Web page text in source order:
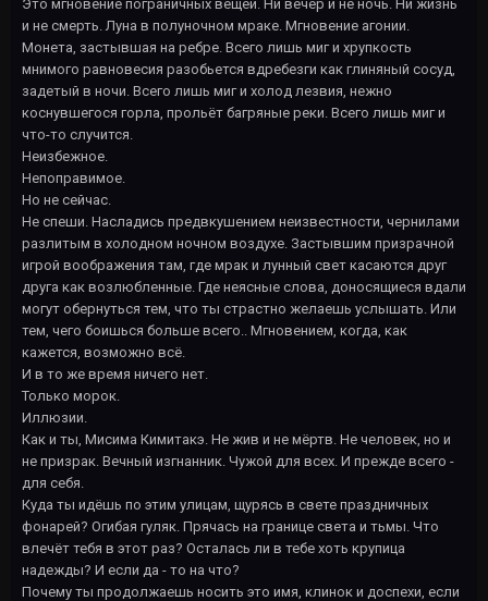
Это мгновение пограничных вещей. Ни вечер и не ночь. Ни жизнь
и не смерть. Луна в полуночном мраке. Мгновение агонии.
Монета, застывшая на ребре. Всего лишь миг и хрупкость
мнимого равновесия разобьется вдребезги как глиняный сосуд,
задетый в ночи. Всего лишь миг и холод лезвия, нежно
коснувшегося горла, прольёт багряные реки. Всего лишь миг и
что-то случится.
Неизбежное.
Непоправимое.
Но не сейчас.
Не спеши. Насладись предвкушением неизвестности, чернилами
разлитым в холодном ночном воздухе. Застывшим призрачной
игрой воображения там, где мрак и лунный свет касаются друг
друга как возлюбленные. Где неясные слова, доносящиеся вдали
могут обернуться тем, что ты страстно желаешь услышать. Или
тем, чего боишься больше всего.. Мгновением, когда, как
кажется, возможно всё.
И в то же время ничего нет.
Только морок.
Иллюзии.
Как и ты, Мисима Кимитакэ. Не жив и не мёртв. Не человек, но и
не призрак. Вечный изгнанник. Чужой для всех. И прежде всего -
для себя.
Куда ты идёшь по этим улицам, щурясь в свете праздничных
фонарей? Огибая гуляк. Прячась на границе света и тьмы. Что
влечёт тебя в этот раз? Осталась ли в тебе хоть крупица
надежды? И если да - то на что?
Почему ты продолжаешь носить это имя, клинок и доспехи, если